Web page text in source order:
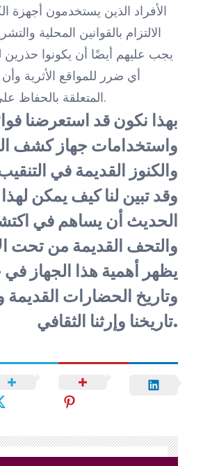
الأفراد الذين يستخدمون أجهزة
الالتزام بالقوانين المحلية
يجب عليهم أيضًا أن يكونوا
أي ضرر للمواقع الأثرية وأن
المتعلقة بالحفاظ على التراث الثقافي.
بهذا نكون قد استعرضنا
واستخدامات جهاز كشف
والكنوز القديمة في
وقد تبين لنا كيف يمكن لهذا
الحديث أن يساهم في
والتحف القديمة من تحت
يظهر أهمية هذا الجهاز
وتاريخ الحضارات القديمة
تاريخنا وإرثنا الثقافي.